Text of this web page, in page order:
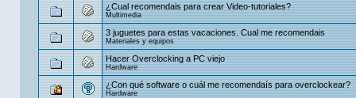
¿Cual recomendais para crear Video-tutoriales?
Multimedia
3 juguetes para estas vacaciones. Cual me recomendais
Materiales y equipos
Hacer Overclocking a PC viejo
Hardware
¿Con qué software o cuál me recomendaís para overclockear?
Hardware